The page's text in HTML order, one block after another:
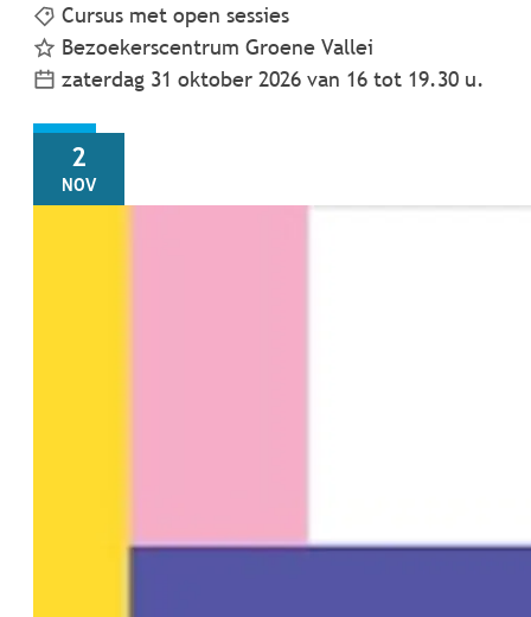
Cursus met open sessies
Bezoekerscentrum Groene Vallei
zaterdag 31 oktober 2026 van 16 tot 19.30 u.
MA2
NOV